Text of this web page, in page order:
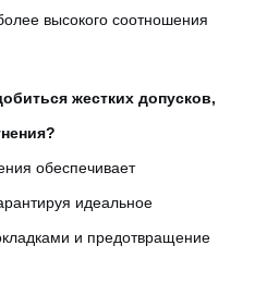
высокого соотношения
жестких допусков,
обеспечивает
идеальное
и предотвращение